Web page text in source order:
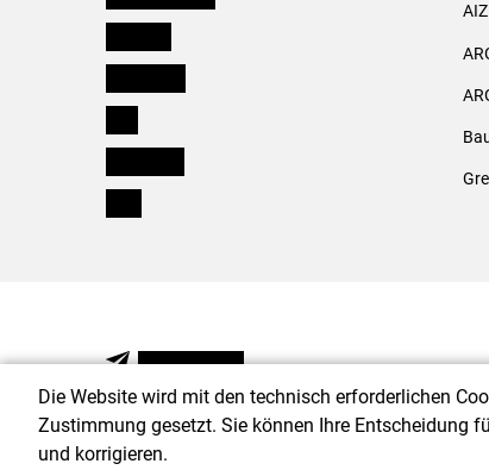
AIZ
NEWSLETTER
Die Website wird mit den technisch erforderlichen
Zustimmung gesetzt. Sie können Ihre Entscheidung
und korrigieren.